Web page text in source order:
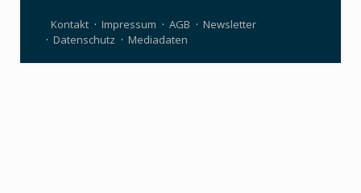
Kontakt Impressum AGB
Newsletter
Datenschutz
Mediadaten